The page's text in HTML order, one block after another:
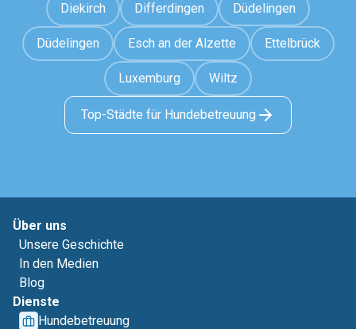
Diekirch Differdingen Düdelingen
Düdelingen Esch an der Alzette Ettelbrück
Luxemburg Wiltz
Top-Städte für Hundebetreuung
Über uns
Unsere Geschichte
In den Medien
Blog
Dienste
Hundebetreuung